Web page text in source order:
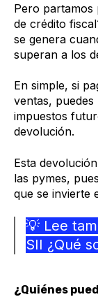
Pero partamos
de crédito
se genera
superan a los
En simple, si
ventas,
impuestos
devolución.
Esta
las pymes,
que se invierte
💡 Lee
SII ¿Qué
¿Quiénes